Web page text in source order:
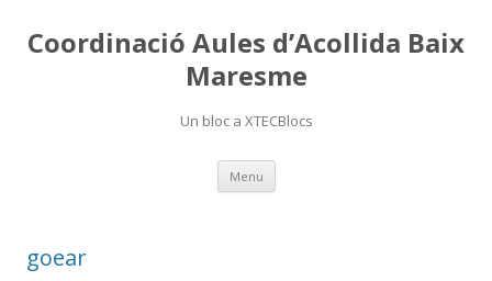
Coordinació Aules d’Acollida Baix
Maresme
Un bloc a XTECBlocs
Menu Skip
content
goear